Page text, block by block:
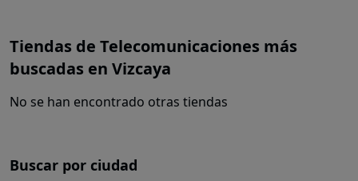
Tiendas de Telecomunicaciones más
buscadas en Vizcaya
No se han encontrado otras tiendas
Buscar por ciudad